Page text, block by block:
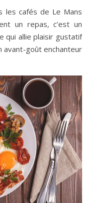
les cafés de Le Mans
un repas, c’est un
qui allie plaisir gustatif
avant-goût enchanteur